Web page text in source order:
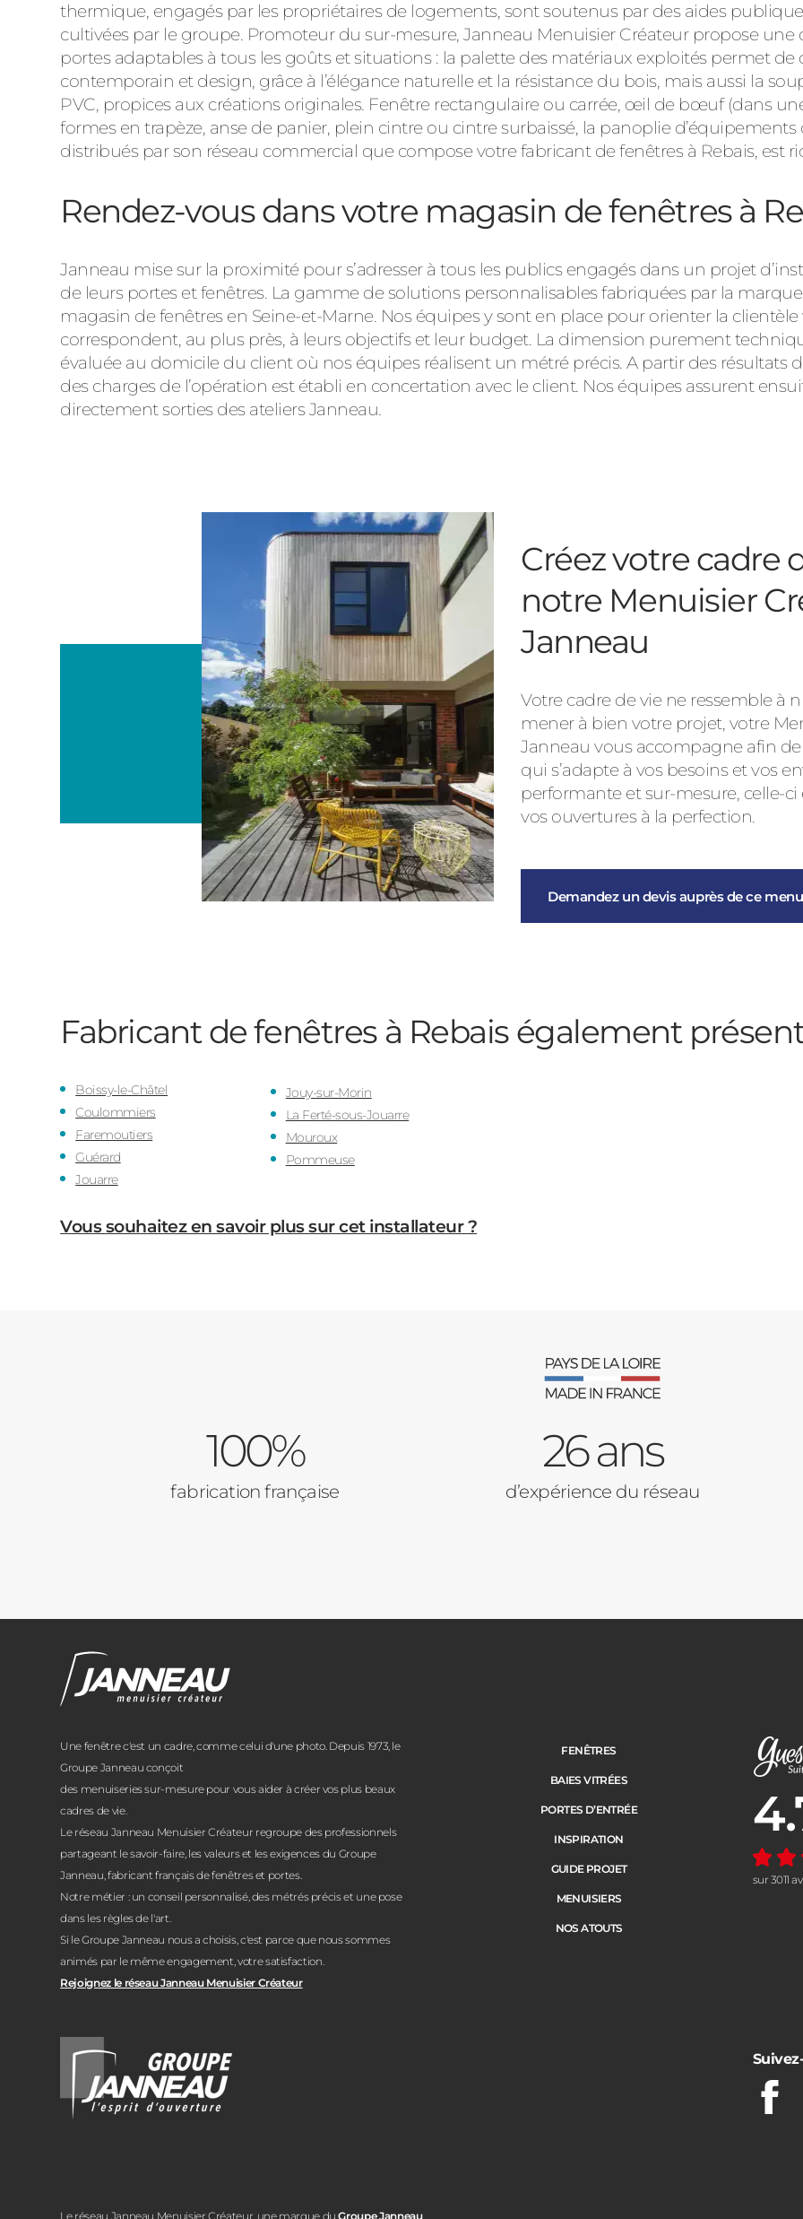
thermique, engagés par les propriétaires de logements, sont soutenus par des aides
cultivées par le groupe. Promoteur du sur-mesure, Janneau Menuisier Créateur propose une
portes adaptables à tous les goûts et situations : la palette des matériaux exploités permet
contemporain et design, grâce à l’élégance naturelle et la résistance du bois, mais aussi la
PVC, propices aux créations originales. Fenêtre rectangulaire ou carrée, œil de bœuf (dans
formes en trapèze, anse de panier, plein cintre ou cintre surbaissé, la panoplie
distribués par son réseau commercial que compose votre fabricant de fenêtres à Rebais, est
Rendez-vous dans votre magasin de fenêtres à
Janneau mise sur la proximité pour s’adresser à tous les publics engagés dans un projet
de leurs portes et fenêtres. La gamme de solutions personnalisables fabriquées par la
magasin de fenêtres en Seine-et-Marne. Nos équipes y sont en place pour orienter la
correspondent, au plus près, à leurs objectifs et leur budget. La dimension purement
évaluée au domicile du client où nos équipes réalisent un métré précis. A partir des résultats
des charges de l’opération est établi en concertation avec le client. Nos équipes assurent
directement sorties des ateliers Janneau.
Créez votre cadre
notre Menuisier
Janneau
Votre cadre de vie ne ressemble à
mener à bien votre projet, votre
Janneau vous accompagne afin
qui s’adapte à vos besoins et vos
performante et sur-mesure, celle-
vos ouvertures à la perfection.
Demandez un devis auprès de ce
Fabricant de fenêtres à Rebais également
Boissy-le-Châtel
Coulommiers
Faremoutiers
Guérard
Jouarre
Jouy-sur-Morin
La Ferté-sous-Jouarre
Mouroux
Pommeuse
Vous souhaitez en savoir plus sur cet installateur ?
100%
fabrication française
26 ans
d’expérience du réseau
Une fenêtre c'est un cadre, comme celui d'une photo. Depuis 1973, le
Groupe Janneau conçoit
des menuiseries sur-mesure pour vous aider à créer vos plus beaux
cadres de vie.
Le réseau Janneau Menuisier Créateur regroupe des professionnels
partageant le savoir-faire, les valeurs et les exigences du Groupe
Janneau, fabricant français de fenêtres et portes.
Notre métier : un conseil personnalisé, des métrés précis et une pose
dans les règles de l'art.
Si le Groupe Janneau nous a choisis, c'est parce que nous sommes
animés par le même engagement, votre satisfaction.
Rejoignez le réseau Janneau Menuisier Créateur
Le réseau Janneau Menuisier Créateur, une marque duGroupe Janneau
FENÊTRES
BAIES VITRÉES
PORTES D’ENTRÉE
INSPIRATION
GUIDE PROJET
MENUISIERS
NOS ATOUTS
Note
sur 3011